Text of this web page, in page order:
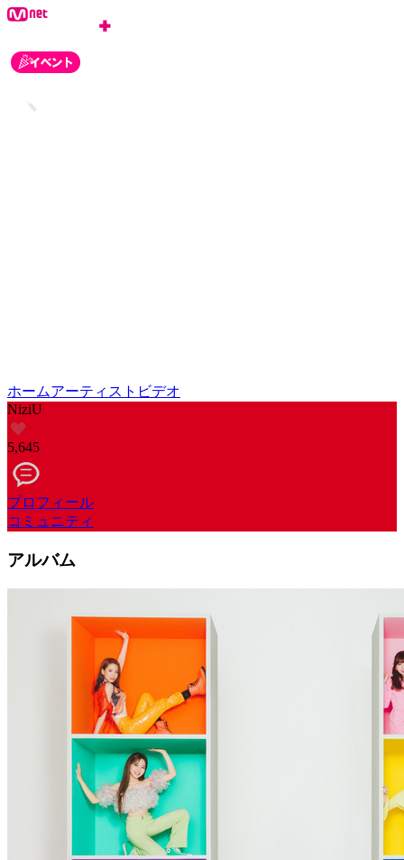
ホームアーティスト ビデオ
NiziU
5,645
プロフィール
コミュニティ
アルバム